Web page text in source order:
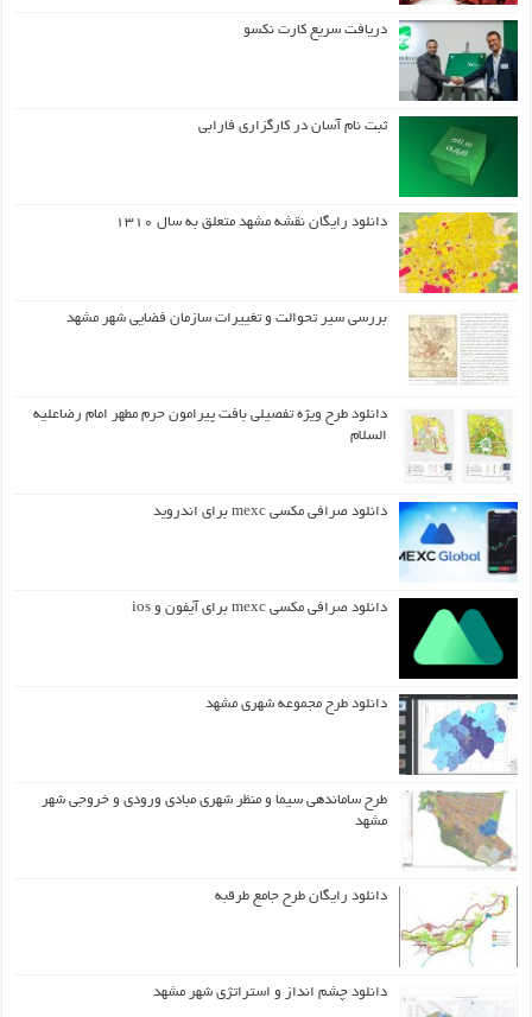
دریافت سریع کارت نکسو
ثبت نام آسان در کارگزاری فارابی
دانلود رایگان نقشه مشهد متعلق به سال ۱۳۱۰
بررسی سیر تحوالت و تغییرات سازمان فضایی شهر مشهد
دانلود طرح ويژه تفصيلي بافت پيرامون حرم مطهر امام رضاعليه
السلام
دانلود صرافی مکسی mexc برای اندروید
دانلود صرافی مکسی mexc برای آیفون و ios
دانلود طرح مجموعه شهری مشهد
طرح ساماندهی سیما و منظر شهری مبادی ورودی و خروجی شهر
مشهد
دانلود رایگان طرح جامع طرقبه
دانلود چشم انداز و استراتژی شهر مشهد